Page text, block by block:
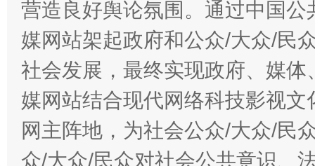
在谋一域中谋全局
今
营造良好舆论氛围。通过中国
媒网站架起政府和公众/大众/民
社会发展，最终实现政府、媒
媒网站结合现代网络科技影视
网主阵地，为社会公众/大众/民
众/大众/民众对社会公共意识、